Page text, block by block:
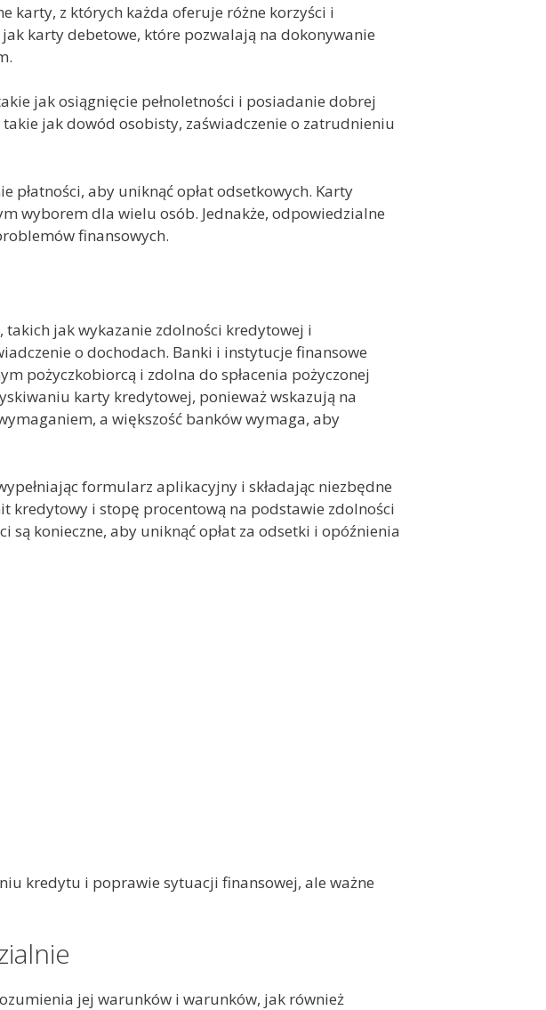
karty, z których każda oferuje różne korzyści i
karty debetowe, które pozwalają na dokonywanie
jak osiągnięcie pełnoletności i posiadanie dobrej
jak dowód osobisty, zaświadczenie o zatrudnieniu
aby uniknąć opłat odsetkowych. Karty
wyborem dla wielu osób. Jednakże, odpowiedzialne
finansowych.
jak wykazanie zdolności kredytowej i
o dochodach. Banki i instytucje finansowe
pożyczkobiorcą i zdolna do spłacenia pożyczonej
karty kredytowej, ponieważ wskazują na
a większość banków wymaga, aby
formularz aplikacyjny i składając niezbędne
i stopę procentową na podstawie zdolności
są konieczne, aby uniknąć opłat za odsetki i opóźnienia
kredytu i poprawie sytuacji finansowej, ale ważne
jej warunków i warunków, jak również